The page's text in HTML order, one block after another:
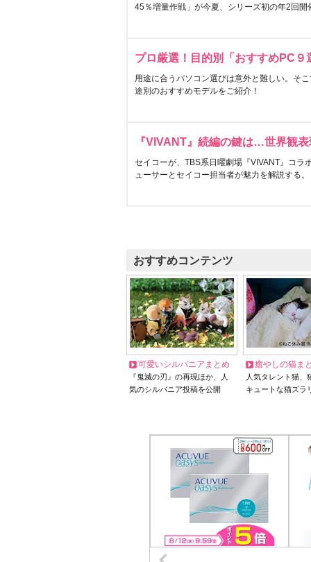
45％増量作戦」が今夏、シリーズ初の年2回開
プロ厳選！目的別「おすすめPC９
用途に合うパソコン選びは意外と難しい。そ
途別のおすすめモデルをご紹介！
『VIVANT』続編の鍵は…世界観
セイコーが、TBS系日曜劇場『VIVANT』コラ
ューサーとセイコー担当者が魅力を解説する。
おすすめコンテンツ
可愛いシルバニアまとめ
『鬼滅の刃』の再現ほか、人
気のシルバニア投稿を公開
癒やしの猫ま
人気タレント猫
キュートな猫ズラ